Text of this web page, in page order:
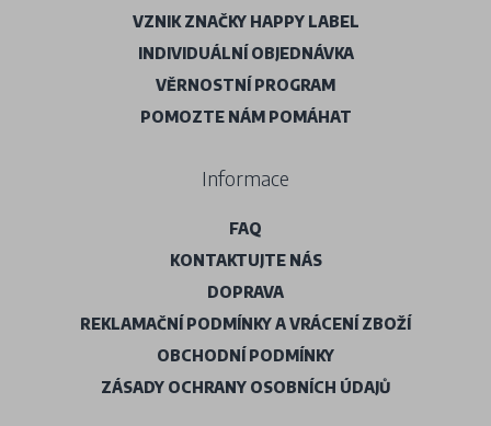
VZNIK ZNAČKY HAPPY LABEL
INDIVIDUÁLNÍ OBJEDNÁVKA
VĚRNOSTNÍ PROGRAM
POMOZTE NÁM POMÁHAT
Informace
FAQ
KONTAKTUJTE NÁS
DOPRAVA
REKLAMAČNÍ PODMÍNKY A VRÁCENÍ ZBOŽÍ
OBCHODNÍ PODMÍNKY
ZÁSADY OCHRANY OSOBNÍCH ÚDAJŮ